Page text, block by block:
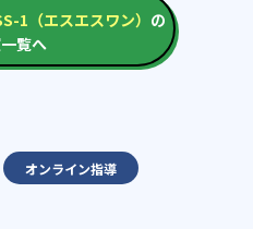
1（エスエスワン） の
覧へ
オンライン指導